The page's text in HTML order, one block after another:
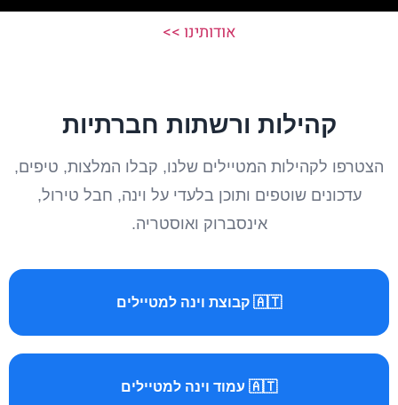
אודותינו >>
קהילות ורשתות חברתיות
הצטרפו לקהילות המטיילים שלנו, קבלו המלצות, טיפים,
עדכונים שוטפים ותוכן בלעדי על וינה, חבל טירול,
אינסברוק ואוסטריה.
🇦🇹 קבוצת וינה למטיילים
🇦🇹 עמוד וינה למטיילים